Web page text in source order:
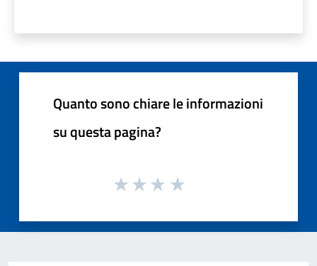
Quanto sono chiare le informazioni
su questa pagina?